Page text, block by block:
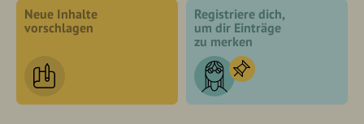
Neue Inhalte
vorschlagen
Registriere dich,
um dir Einträge
zu merken